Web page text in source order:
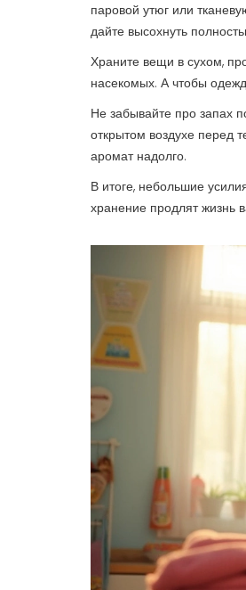
паровой утюг или
дайте высохнуть
Храните вещи в сухом,
насекомых. А чтобы
Не забывайте про запах
открытом воздухе перед
аромат надолго.
В итоге, небольшие
хранение продлят жизнь